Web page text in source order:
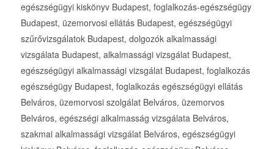
egészségügyi kiskönyv Budapest, foglalkozás-egészségügy
Budapest, üzemorvosi ellátás Budapest, egészségügyi
szűrővizsgálatok Budapest, dolgozók alkalmassági
vizsgálata Budapest, alkalmassági vizsgálat Budapest,
egészségügyi alkalmassági vizsgálat Budapest, foglalkozás
egészségügy Budapest, foglalkozás egészségügyi ellátás
Belváros, üzemorvosi szolgálat Belváros, üzemorvos
Belváros, egészségi alkalmasság vizsgálata Belváros,
szakmai alkalmassági vizsgálat Belváros, egészségügyi